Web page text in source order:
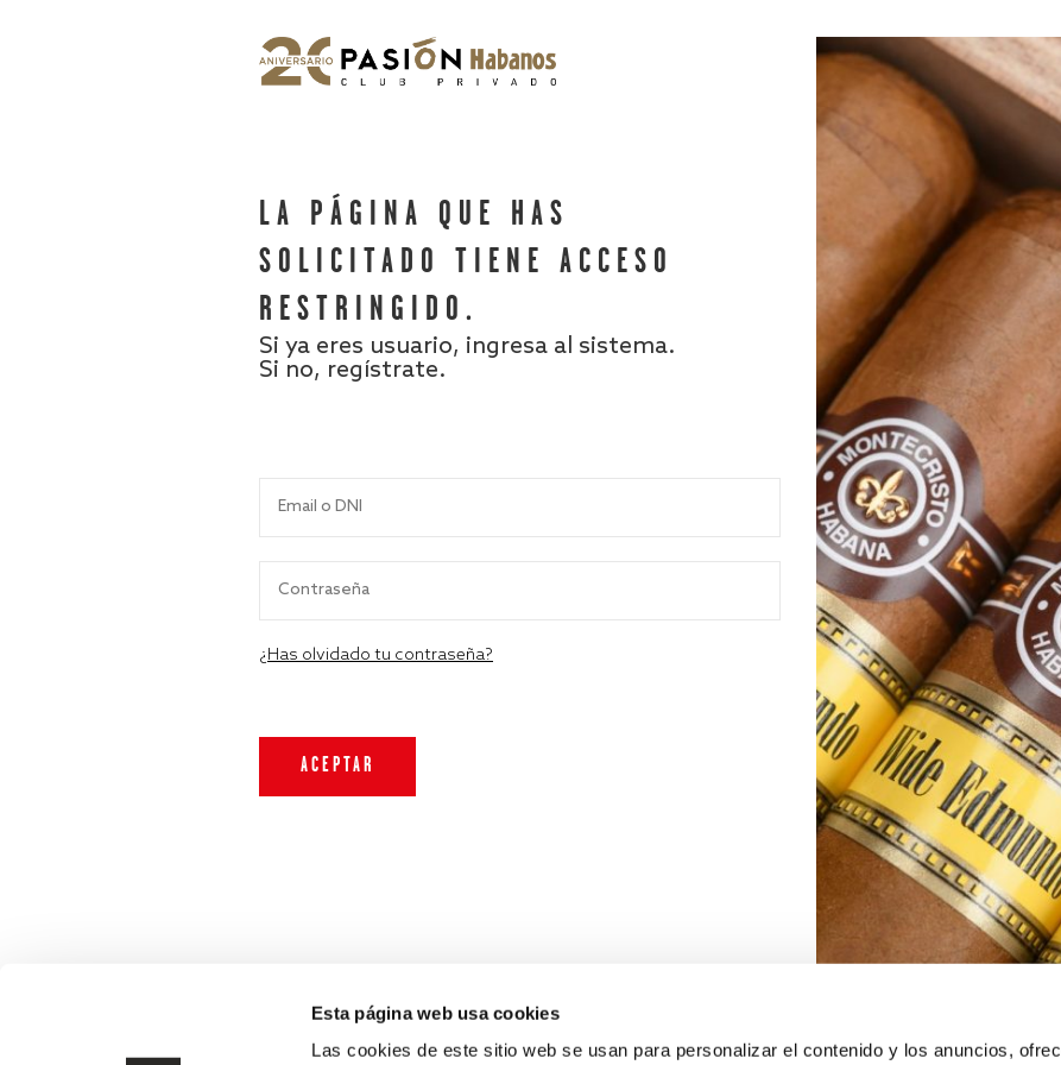
Esta página web usa cookies
Las cookies de este sitio web se usan para personalizar el contenido y los anuncios,
LA PÁGINA QUE HAS
SOLICITADO TIENE ACCESO
RESTRINGIDO.
Si ya eres usuario, ingresa al sistema.
Si no, regístrate.
¿Has olvidado tu contraseña?